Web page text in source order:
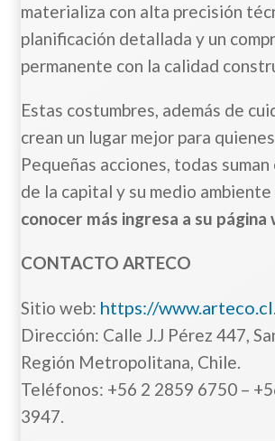
materializa con alta precisión
planificación detallada y un
permanente con la calidad
Estas costumbres, además de
crean un lugar mejor para
Pequeñas acciones, todas
de la capital y su medio ambiente
conocer más ingresa a su página
CONTACTO ARTECO
Sitio web: https://www.arteco.cl.
Dirección: Calle J.J Pérez 447,
Región Metropolitana, Chile.
Teléfonos: +56 2 2859 6750 –
3947.